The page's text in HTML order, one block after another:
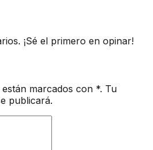
¡Sé el primero en opinar!
marcados con *. Tu
publicará.